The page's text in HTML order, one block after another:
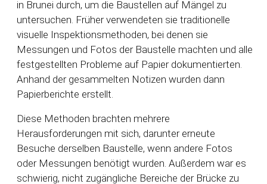
in Brunei durch, um die Baustellen auf Mängel zu
untersuchen. Früher verwendeten sie traditionelle
visuelle Inspektionsmethoden, bei denen sie
Messungen und Fotos der Baustelle machten und alle
festgestellten Probleme auf Papier dokumentierten.
Anhand der gesammelten Notizen wurden dann
Papierberichte erstellt.
Diese Methoden brachten mehrere
Herausforderungen mit sich, darunter erneute
Besuche derselben Baustelle, wenn andere Fotos
oder Messungen benötigt wurden. Außerdem war es
schwierig, nicht zugängliche Bereiche der Brücke zu